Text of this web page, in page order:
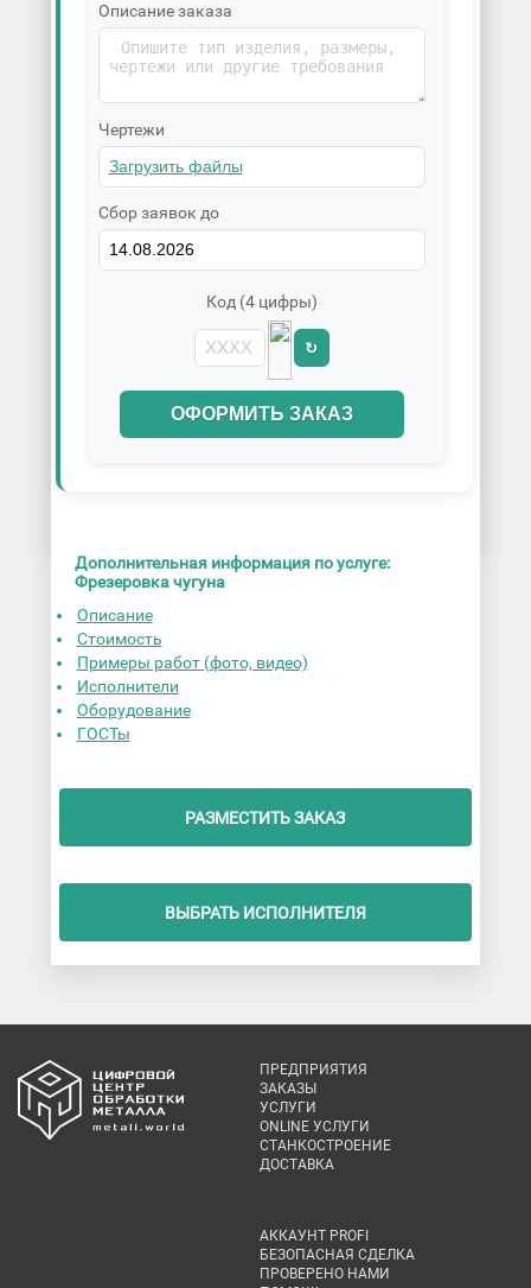
Описание заказа
Чертежи
Сбор заявок до
Код (4 цифры)
↻
ОФОРМИТЬ ЗАКАЗ
Дополнительная информация по услуге:
Фрезеровка чугуна
Описание
Стоимость
Примеры работ (фото, видео)
Исполнители
Оборудование
ГОСТы
РАЗМЕСТИТЬ ЗАКАЗ
ВЫБРАТЬ ИСПОЛНИТЕЛЯ
ПРЕДПРИЯТИЯ
ЗАКАЗЫ
УСЛУГИ
ONLINE УСЛУГИ
СТАНКОСТРОЕНИЕ
ДОСТАВКА
АККАУНТ PROFI
БЕЗОПАСНАЯ СДЕЛКА
ПРОВЕРЕНО НАМИ